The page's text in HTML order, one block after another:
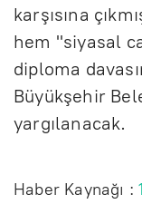
karşısına
hem "siyasal
diploma
Büyükşehir
yargılanacak.
Haber Kaynağı :